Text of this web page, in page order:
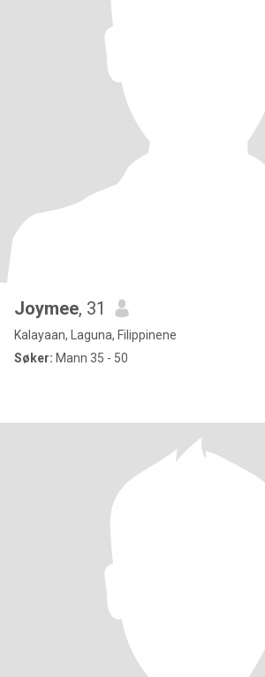
Joymee, 31
Kalayaan, Laguna, Filippinene
Søker: Mann 35 - 50